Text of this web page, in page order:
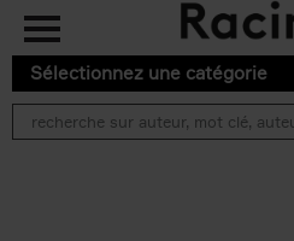
Aller au contenu principal
Sélectionnez une catégorie